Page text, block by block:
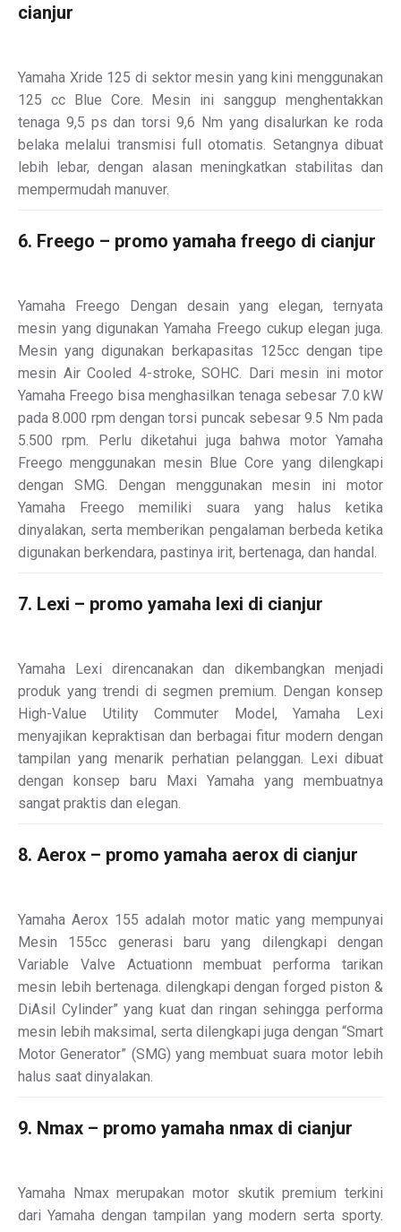
cianjur
Yamaha Xride 125 di sektor mesin yang kini menggunakan
125 cc Blue Core. Mesin ini sanggup menghentakkan
tenaga 9,5 ps dan torsi 9,6 Nm yang disalurkan ke roda
belaka melalui transmisi full otomatis. Setangnya dibuat
lebih lebar, dengan alasan meningkatkan stabilitas dan
mempermudah manuver.
6. Freego – promo yamaha freego di cianjur
Yamaha Freego Dengan desain yang elegan, ternyata
mesin yang digunakan Yamaha Freego cukup elegan juga.
Mesin yang digunakan berkapasitas 125cc dengan tipe
mesin Air Cooled 4-stroke, SOHC. Dari mesin ini motor
Yamaha Freego bisa menghasilkan tenaga sebesar 7.0 kW
pada 8.000 rpm dengan torsi puncak sebesar 9.5 Nm pada
5.500 rpm. Perlu diketahui juga bahwa motor Yamaha
Freego menggunakan mesin Blue Core yang dilengkapi
dengan SMG. Dengan menggunakan mesin ini motor
Yamaha Freego memiliki suara yang halus ketika
dinyalakan, serta memberikan pengalaman berbeda ketika
digunakan berkendara, pastinya irit, bertenaga, dan handal.
7. Lexi – promo yamaha lexi di cianjur
Yamaha Lexi direncanakan dan dikembangkan menjadi
produk yang trendi di segmen premium. Dengan konsep
High-Value Utility Commuter Model, Yamaha Lexi
menyajikan kepraktisan dan berbagai fitur modern dengan
tampilan yang menarik perhatian pelanggan. Lexi dibuat
dengan konsep baru Maxi Yamaha yang membuatnya
sangat praktis dan elegan.
8. Aerox – promo yamaha aerox di cianjur
Yamaha Aerox 155 adalah motor matic yang mempunyai
Mesin 155cc generasi baru yang dilengkapi dengan
Variable Valve Actuationn membuat performa tarikan
mesin lebih bertenaga. dilengkapi dengan forged piston &
DiAsil Cylinder” yang kuat dan ringan sehingga performa
mesin lebih maksimal, serta dilengkapi juga dengan “Smart
Motor Generator” (SMG) yang membuat suara motor lebih
halus saat dinyalakan.
9. Nmax – promo yamaha nmax di cianjur
Yamaha Nmax merupakan motor skutik premium terkini
dari Yamaha dengan tampilan yang modern serta sporty.